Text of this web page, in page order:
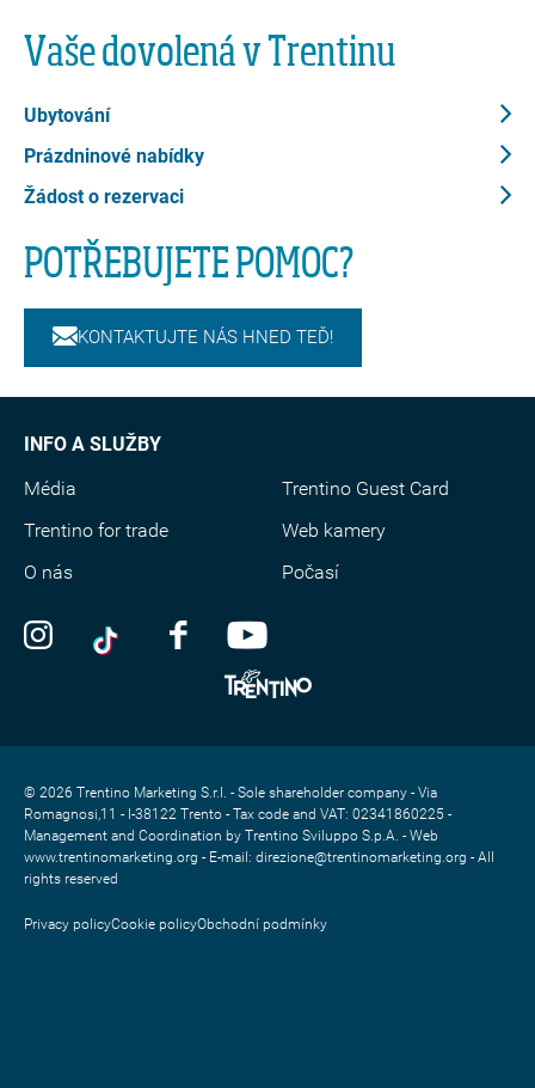
Vaše dovolená v Trentinu
Ubytování
Prázdninové nabídky
Žádost o rezervaci
POTŘEBUJETE POMOC?
KONTAKTUJTE NÁS HNED TEĎ!
INFO A SLUŽBY
Média
Trentino for trade
O nás
Trentino Guest Card
Web kamery
Počasí
© 2026 Trentino Marketing S.r.l. - Sole shareholder company - Via
Romagnosi,11 - I-38122 Trento - Tax code and VAT: 02341860225 -
Management and Coordination by Trentino Sviluppo S.p.A. - Web
www.trentinomarketing.org - E-mail: direzione@trentinomarketing.org - All
rights reserved
Privacy policyCookie policyObchodní podmínky